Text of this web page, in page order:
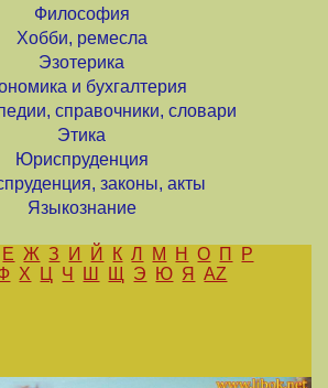
Философия
Хобби, ремесла
Эзотерика
и бухгалтерия
справочники, словари
Этика
Юриспруденция
законы, акты
Языкознание
Е Ж З И Й К Л М Н О П
Р
Х Ц Ч Ш Щ Э Ю Я AZ